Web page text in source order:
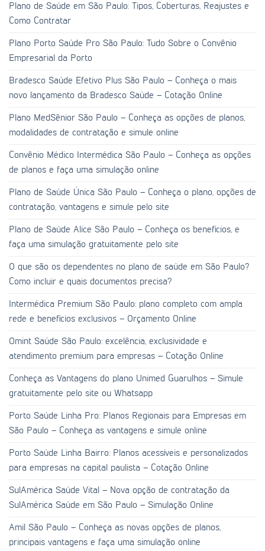
Plano de Saúde em São Paulo: Tipos, Coberturas, Reajustes e
Como Contratar
Plano Porto Saúde Pro São Paulo: Tudo Sobre o Convênio
Empresarial da Porto
Bradesco Saúde Efetivo Plus São Paulo – Conheça o mais
novo lançamento da Bradesco Saúde – Cotação Online
Plano MedSênior São Paulo – Conheça as opções de planos,
modalidades de contratação e simule online
Convênio Médico Intermédica São Paulo – Conheça as opções
de planos e faça uma simulação online
Plano de Saúde Única São Paulo – Conheça o plano, opções de
contratação, vantagens e simule pelo site
Plano de Saúde Alice São Paulo – Conheça os benefícios, e
faça uma simulação gratuitamente pelo site
O que são os dependentes no plano de saúde em São Paulo?
Como incluir e quais documentos precisa?
Intermédica Premium São Paulo: plano completo com ampla
rede e benefícios exclusivos – Orçamento Online
Omint Saúde São Paulo: excelência, exclusividade e
atendimento premium para empresas – Cotação Online
Conheça as Vantagens do plano Unimed Guarulhos – Simule
gratuitamente pelo site ou Whatsapp
Porto Saúde Linha Pro: Planos Regionais para Empresas em
São Paulo – Conheça as vantagens e simule online
Porto Saúde Linha Bairro: Planos acessíveis e personalizados
para empresas na capital paulista – Cotação Online
SulAmérica Saúde Vital – Nova opção de contratação da
SulAmérica Saúde em São Paulo – Simulação Online
Amil São Paulo – Conheça as novas opções de planos,
principais vantagens e faça uma simulação online